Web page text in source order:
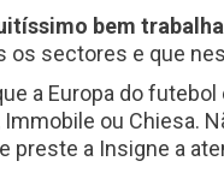
bem
os sectores e que
a Europa do
Immobile ou Chiesa.
preste a Insigne a